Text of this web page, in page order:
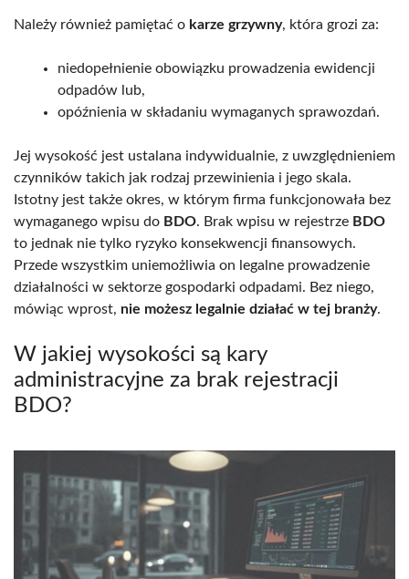
Należy również pamiętać o karze grzywny, która grozi za:
niedopełnienie obowiązku prowadzenia ewidencji
odpadów lub,
opóźnienia w składaniu wymaganych sprawozdań.
Jej wysokość jest ustalana indywidualnie, z uwzględnieniem
czynników takich jak rodzaj przewinienia i jego skala.
Istotny jest także okres, w którym firma funkcjonowała bez
wymaganego wpisu do BDO. Brak wpisu w rejestrze BDO
to jednak nie tylko ryzyko konsekwencji finansowych.
Przede wszystkim uniemożliwia on legalne prowadzenie
działalności w sektorze gospodarki odpadami. Bez niego,
mówiąc wprost, nie możesz legalnie działać w tej branży.
W jakiej wysokości są kary
administracyjne za brak rejestracji
BDO?